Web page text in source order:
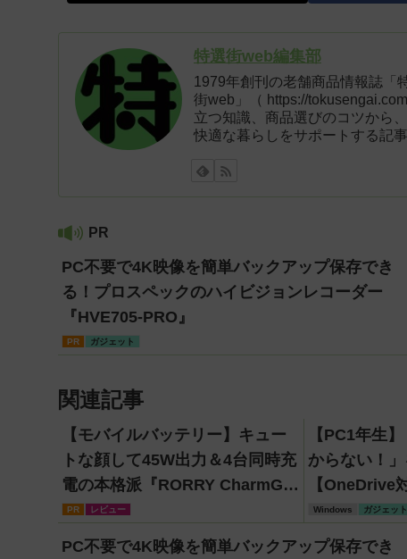
特選街web編集部
1979年創刊の老舗商品情報誌「
街web」（ https://
立つ知識、商品選びのコツから
快適な暮らしをサポートする記
PR
PC不要で4K映像を簡単バックアップ保存でき
る！プロスペックのハイビジョンレコーダー
『HVE705-PRO』
PR ガジェット
関連記事
【モバイルバッテリー】キュー
トな顔して45W出力＆4台同時充
電の本格派『RORRY CharmGo
オールインミニ』でスマホもモ
バイルファンもノートPCも安心
PR レビュー
【PC1年生
からない！
【OneDrive
版】
Windows ガジェット
PC不要で4K映像を簡単バックアップ保存でき